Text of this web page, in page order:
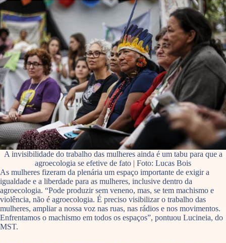
A invisibilidade do trabalho das mulheres ainda é um tabu para que a
agroecologia se efetive de fato | Foto: Lucas Bois
As mulheres fizeram da plenária um espaço importante de exigir a
igualdade e a liberdade para as mulheres, inclusive dentro da
agroecologia. “Pode produzir sem veneno, mas, se tem machismo e
violência, não é agroecologia. É preciso visibilizar o trabalho das
mulheres, ampliar a nossa voz nas ruas, nas rádios e nos movimentos.
Enfrentamos o machismo em todos os espaços”, pontuou Lucineia, do
MST.